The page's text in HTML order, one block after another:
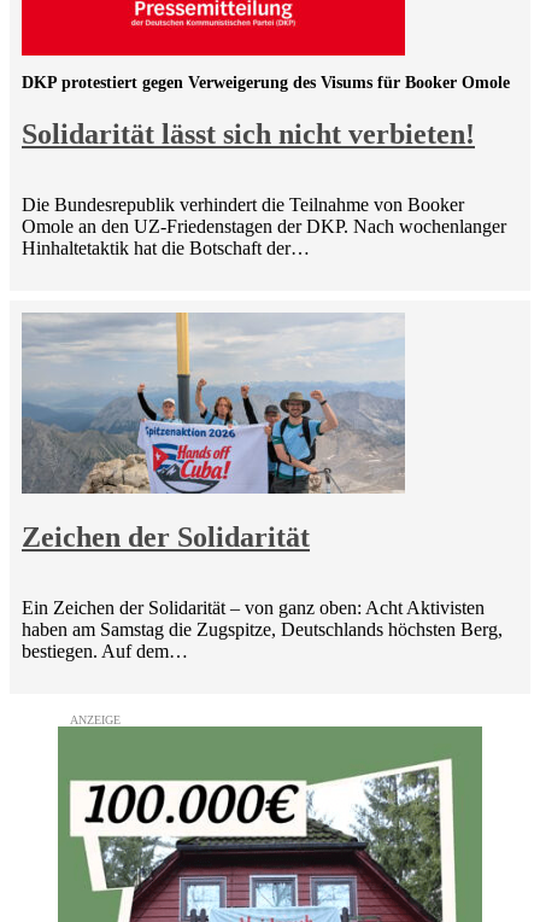
Solidarität lässt sich nicht verbieten!
DKP protestiert gegen Verweigerung des Visums für Booker Omole
Die Bundesrepublik verhindert die Teilnahme von Booker
Omole an den UZ-Friedenstagen der DKP. Nach wochenlanger
Hinhaltetaktik hat die Botschaft der…
Zeichen der Solidarität
Ein Zeichen der Solidarität – von ganz oben: Acht Aktivisten
haben am Samstag die Zugspitze, Deutschlands höchsten Berg,
bestiegen. Auf dem…